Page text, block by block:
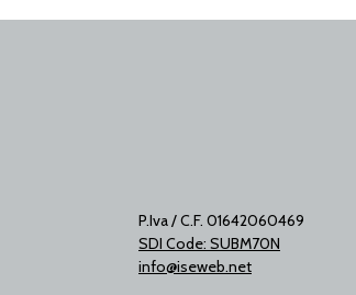
P.Iva / C.F. 01642060469
SDI Code: SUBM70N
info@iseweb.net